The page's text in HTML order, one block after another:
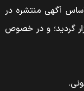
آگهی منتشره در
در تاریخ ۱۴۰۵/۰۳/۰۲ برگزار گردید؛ و در خصوص